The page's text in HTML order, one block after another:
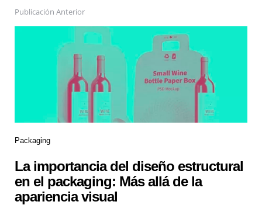
Publicación Anterior
Packaging
La importancia del diseño estructural
en el packaging: Más allá de la
apariencia visual